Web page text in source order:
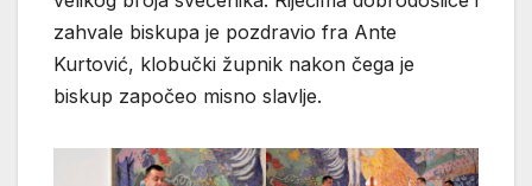
zahvale biskupa je pozdravio fra Ante
Kurtović, klobučki župnik nakon čega je
biskup započeo misno slavlje.